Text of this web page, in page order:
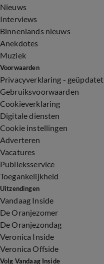
Nieuws
Interviews
Binnenlands nieuws
Anekdotes
Muziek
Voorwaarden
Privacyverklaring - geüpdatet
Gebruiksvoorwaarden
Cookieverklaring
Digitale diensten
Cookie instellingen
Adverteren
Vacatures
Publieksservice
Toegankelijkheid
Uitzendingen
Vandaag Inside
De Oranjezomer
De Oranjezondag
Veronica Inside
Veronica Offside
Volg Vandaag Inside